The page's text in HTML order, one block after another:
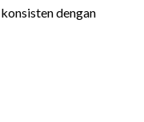
dengan